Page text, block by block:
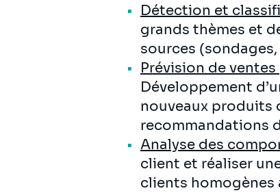
Détection et
grands thèmes et
sources
Prévision de
Développement
nouveaux produits
recommandations
Analyse des
client et réaliser
clients homogènes